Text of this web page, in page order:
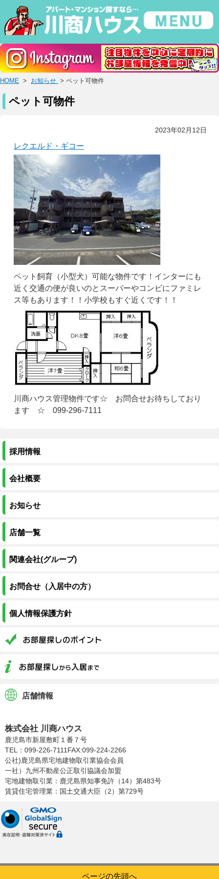
HOME > お知らせ > ペット可物件
ペット可物件
2023年02月12日
レクエルド・ギコー
ペット飼育（小型犬）可能な物件です！インターにも
近く交通の便が良いのとスーパーやコンビにファミレ
ス等もあります！！小学校もすぐ近くです！！
川商ハウス管理物件です☆ お問合せお待ちしており
ます ☆ 099-296-7111
採用情報
会社概要
お知らせ
店舗一覧
関連会社(グループ)
お問合せ（入居中の方）
個人情報保護方針
店舗情報
株式会社 川商ハウス
鹿児島市新屋敷町１番７号
TEL：099-226-7111 FAX:099-224-2266
公社)鹿児島県宅地建物取引業協会会員
一社）九州不動産公正取引協議会加盟
宅地建物取引業：鹿児島県知事免許（14）第483号
賃貸住宅管理業：国土交通大臣（2）第729号
ページの先頭へ